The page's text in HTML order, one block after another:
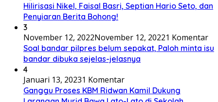
Hilirisasi Nikel, Faisal Basri, Septian Hario Seto, dan
Penyiaran Berita Bohong!
3
November 12, 2022November 12, 20221 Komentar
Soal bandar pilpres belum sepakat, Paloh minta isu
bandar dibuka sejelas-jelasnya
4
Januari 13, 20231 Komentar
Ganggu Proses KBM Ridwan Kamil Dukung